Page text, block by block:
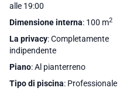
alle 19:00
Dimensione interna: 100 m2
La privacy: Completamente
indipendente
Piano: Al pianterreno
Tipo di piscina: Professionale